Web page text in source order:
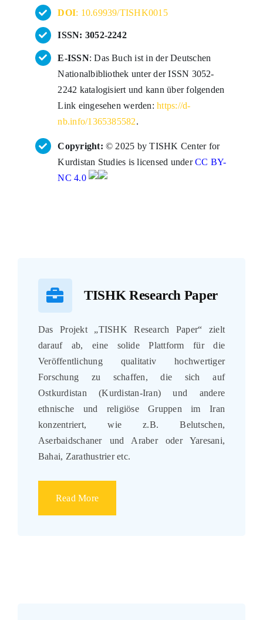
DOI: 10.69939/TISHK0015
ISSN: 3052-2242
E-ISSN: Das Buch ist in der Deutschen
Nationalbibliothek unter der ISSN 3052-
2242 katalogisiert und kann über folgenden
Link eingesehen werden:https://d-
nb.info/1365385582.
Copyright: © 2025 by TISHK Center for
Kurdistan Studies is licensed underCC BY-
NC 4.0
TISHK Research Paper
Das Projekt „TISHK Research Paper“ zielt
darauf ab, eine solide Plattform für die
Veröffentlichung qualitativ hochwertiger
Forschung zu schaffen, die sich auf
Ostkurdistan (Kurdistan-Iran) und andere
ethnische und religiöse Gruppen im Iran
konzentriert, wie z.B. Belutschen,
Aserbaidschaner und Araber oder Yaresani,
Bahai, Zarathustrier etc.
Read More